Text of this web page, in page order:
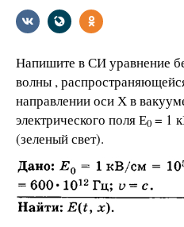
Напишите в СИ уравнение
волны ,
направлении оси Х в
электрического поля Е0 = 1
(зеленый свет).